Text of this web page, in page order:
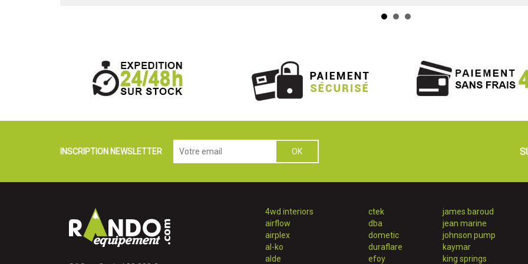
INSCRIPTION NEWSLETTER
4wd interiors
airflow
airplex
al-ko
alde
ctek
dba
dometic
duraflare
efoy
james baroud
jean marine
johnson pump
kaymar
king springs